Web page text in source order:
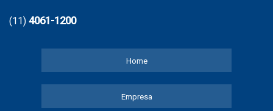
(11) 4061-1200
Home
Empresa